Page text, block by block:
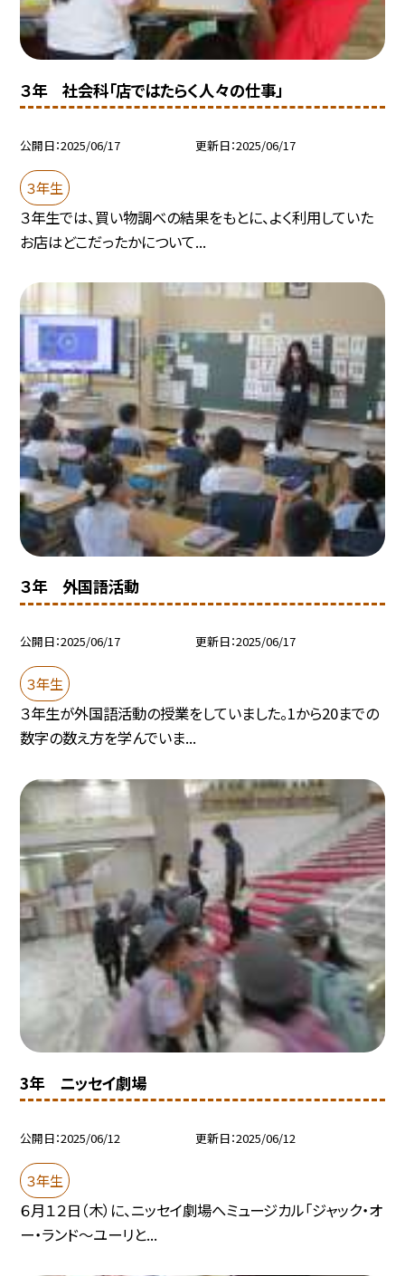
３年 社会科「店ではたらく人々の仕事」
公開日 2025/06/17 更新日 2025/06/17
３年生
３年生では、買い物調べの結果をもとに、よく利用していた
お店はどこだったかについて...
３年 外国語活動
公開日 2025/06/17 更新日 2025/06/17
３年生
３年生が外国語活動の授業をしていました。1から20までの
数字の数え方を学んでいま...
3年 ニッセイ劇場
公開日 2025/06/12 更新日 2025/06/12
３年生
６月１２日（木）に、ニッセイ劇場へミュージカル「ジャック・オ
ー・ランド〜ユーリと...